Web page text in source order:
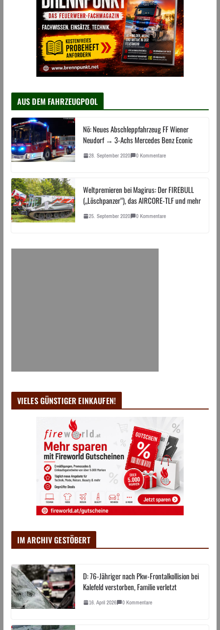
AUS DEM FAHRZEUGPOOL
Nö: Neues Abschleppfahrzeug FF Wiener
Neudorf → 3-Achs Mercedes Benz Econic
28. September 2020 0 Kommentare
Weltpremieren bei Magirus: Der FIREBULL
(„Löschpanzer“), das AIRCORE-TLF und mehr
25. September 2020 0 Kommentare
VIELES GÜNSTIGER EINKAUFEN!
IM ARCHIV GESTÖBERT
D: 76-Jähriger nach Pkw-Frontalkollision bei
Kalefeld verstorben, Familie verletzt
16. April 2026 0 Kommentare